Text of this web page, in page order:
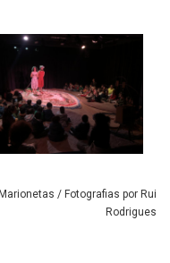
/ Fotografias por Rui
Rodrigues